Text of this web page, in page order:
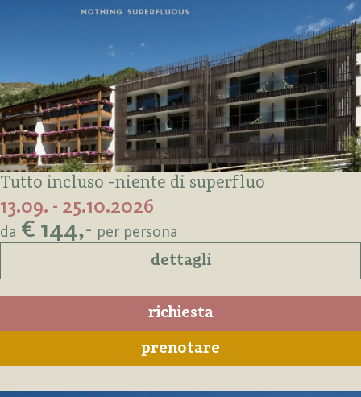
Tutto incluso -niente di superfluo
13.09. - 25.10.2026
da € 144,- per persona
dettagli
richiesta
prenotare